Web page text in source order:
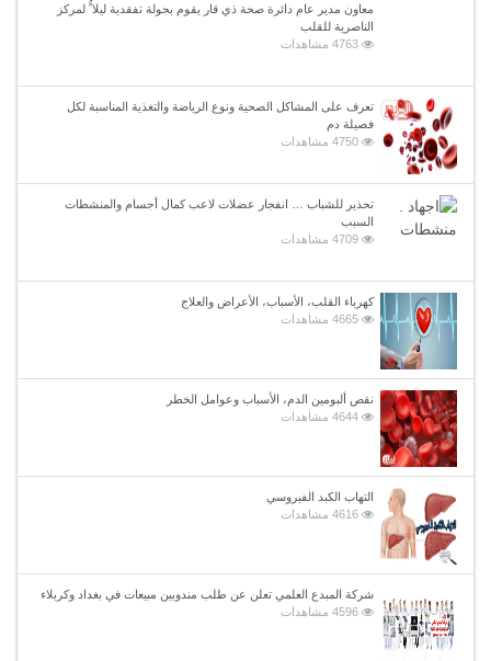
معاون مدير عام دائرة صحة ذي قار يقوم بجولة تفقدية ليلا ًُ لمركز
الناصرية للقلب
4763 مشاهدات
تعرف على المشاكل الصحية ونوع الرياضة والتغذية المناسبة لكل
فصيلة دم
4750 مشاهدات
تحذير للشباب … انفجار عضلات لاعب كمال أجسام والمنشطات
السبب
4709 مشاهدات
كهرباء القلب، الأسباب، الأعراض والعلاج
4665 مشاهدات
نقص ألبومين الدم، الأسباب وعوامل الخطر
4644 مشاهدات
التهاب الكبد الفيروسي
4616 مشاهدات
شركة المبدع العلمي تعلن عن طلب مندوبين مبيعات في بغداد وكربلاء
4596 مشاهدات